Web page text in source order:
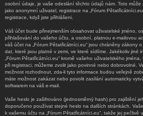
osobní údaje, je vaše odeslání těchto údajů nám. Toto
jako anonymní uživatel, registrace na „Fórum
registrace, když jste přihlášeni.
Váš účet bude přinejmenším obsahovat uživatelské jméno,
přihlašování do vašeho účtu, a osobní, platnou e-mailovou
váš účet na „Fórum Pětatřicátníci.eu“ jsou chráněny zákony
dat, které jsou platné v zemi, ve které sídlíme. Jakékoliv jiné
„Fórum Pětatřicátníci.eu“ kromě vašeho uživatelského
při registraci, můžeme zvolit jako povinné nebo dobrovolné.
možnost rozhodnout, zda-li tyto informace budou veřejně
máte možnost zakázat nebo povolit zasílání automaticky
softwarem na váš e-mail.
Vaše heslo je zašifrováno (jednosměrný hash) pro zajištění
doporučeno používat stejné heslo na dalších stránkách.
k vašemu účtu na „Fórum Pětatřicátníci.eu“, takže jej pečlivě